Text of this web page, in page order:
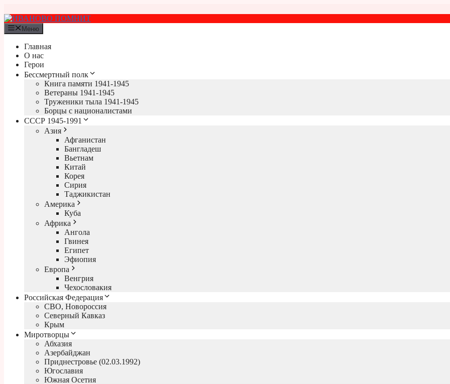
к
содержимому
Меню
Главная
О нас
Герои
Бессмертный полк
Книга памяти 1941-1945
Ветераны 1941-1945
Труженики тыла 1941-1945
Борцы с националистами
СССР 1945-1991
Азия
Афганистан
Бангладеш
Вьетнам
Китай
Корея
Сирия
Таджикистан
Америка
Куба
Африка
Ангола
Гвинея
Египет
Эфиопия
Европа
Венгрия
Чехословакия
Российская Федерация
СВО, Новороссия
Северный Кавказ
Крым
Миротворцы
Абхазия
Азербайджан
Приднестровье (02.03.1992)
Югославия
Южная Осетия